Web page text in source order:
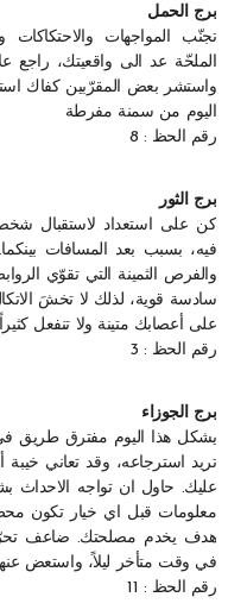
برج الحمل
تجنّب المواجهات والاحتكاكات
الملحّة عد الى واقعيتك، راجع
واستشر بعض المقرّبين كفاك
اليوم من سمنة مفرطة
رقم الحظ : 8
برج الثور
كن على استعداد لاستقبال
فيه، بسبب بعد المسافات
والفرص الثمينة التي تقوّي
سادسة قوية، لذلك لا تخشَ
على أعصابك متينة ولا تنفعل كثيراً
رقم الحظ : 3
برج الجوزاء
يشكل هذا اليوم مفترق طريق
تريد استرجاعه، وقد تعاني خيبة
عليك. حاول ان تواجه الاحداث
معلومات قبل اي خيار تكون
هدف يخدم مصلحتك. ضاعف
في وقت متأخر ليلاً، واستعض
رقم الحظ : 11